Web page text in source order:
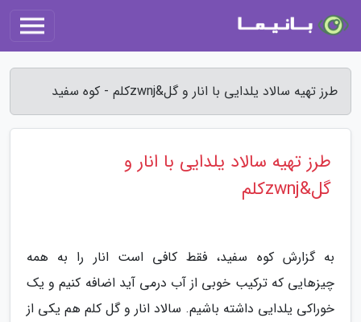
طرز تهیه سالاد یلدایی با انار و گل&zwnjکلم - کوه سفید
طرز تهیه سالاد یلدایی با انار و
گل&zwnjکلم
به گزارش کوه سفید، فقط کافی است انار را به همه
چیزهایی که ترکیب خوبی از آب درمی آید اضافه کنیم و یک
خوراکی یلدایی داشته باشیم. سالاد انار و گل کلم هم یکی از